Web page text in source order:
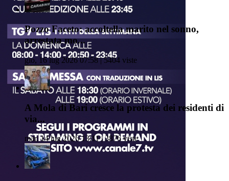
Pozzo Faceto: accoltella marito nel sonno,
arrestata mo...
gio, 16 lug 2026 07:58 | 5404 viste
A Mola di Bari cresce la protesta dei residenti di
via...
mar, 14 lug 2026 13:11 | 3876 viste